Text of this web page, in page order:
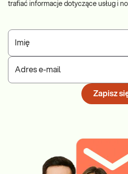
trafiać informacje dotyczące usług i
Imię
Adres e-mail
Zapisz